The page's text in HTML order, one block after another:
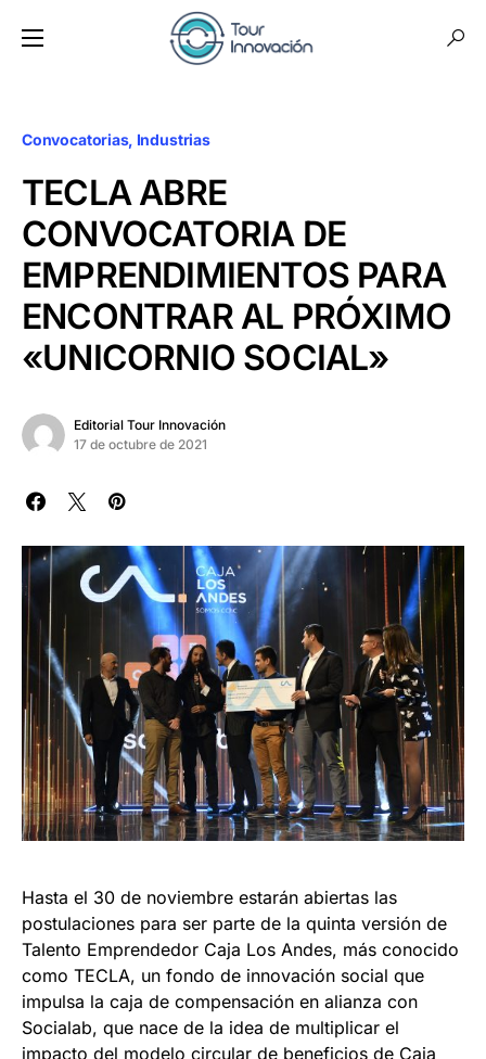
Convocatorias Industrias
TECLA ABRE
CONVOCATORIA DE
EMPRENDIMIENTOS PARA
ENCONTRAR AL PRÓXIMO
«UNICORNIO SOCIAL»
Editorial Tour Innovación
17 de octubre de 2021
Hasta el 30 de noviembre estarán abiertas las
postulaciones para ser parte de la quinta versión de
Talento Emprendedor Caja Los Andes, más conocido
como TECLA, un fondo de innovación social que
impulsa la caja de compensación en alianza con
Socialab, que nace de la idea de multiplicar el
impacto del modelo circular de beneficios de Caja